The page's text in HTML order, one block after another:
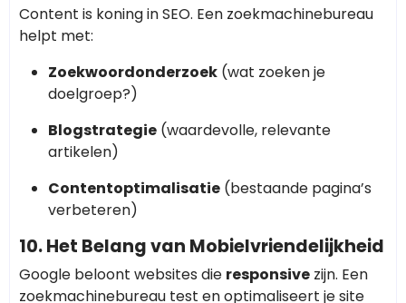
Content is koning in SEO. Een zoekmachinebureau
helpt met:
Zoekwoordonderzoek (wat zoeken je
doelgroep?)
Blogstrategie (waardevolle, relevante
artikelen)
Contentoptimalisatie (bestaande pagina’s
verbeteren)
10. Het Belang van Mobielvriendelijkheid
Google beloont websites die responsive zijn. Een
zoekmachinebureau test en optimaliseert je site